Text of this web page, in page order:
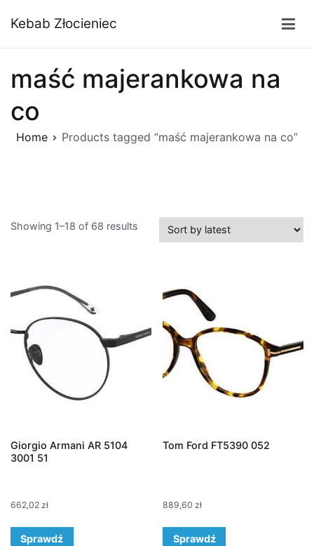
doKebab Złocieniec
maść majerankowa na
co
Home Products tagged “maść majerankowa na co”
Showing 1–18 of 68 results
Giorgio Armani AR 5104
3001 51
662,02 zł
Sprawdź
Tom Ford FT5390 052
889,60 zł
Sprawdź